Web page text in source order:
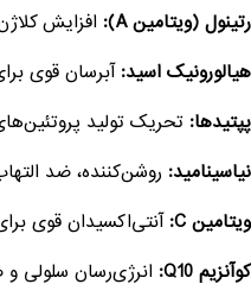
رتینول (ویتامین A):
افزایش
هیالورونیک اسید: آبرسان قوی
پپتیدها: تحریک تولید
نیاسینامید: روشن‌کننده، ضد
ویتامین C:
آنتی‌اکسیدان قوی
کوآنزیم Q10:
انرژی‌رسان سلولی